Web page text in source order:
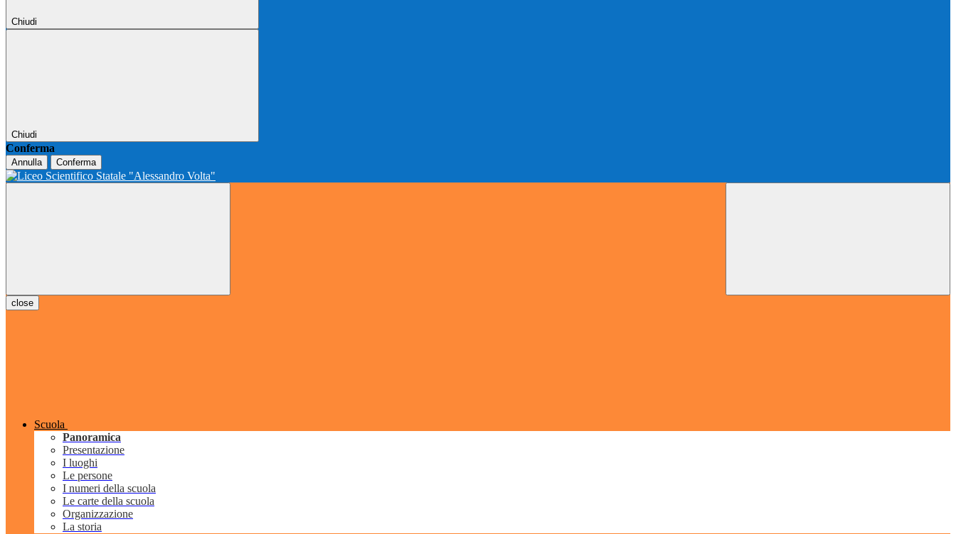
Chiudi
Chiudi
Conferma
Annulla Conferma
close
Scuola
Panoramica
Presentazione
I luoghi
Le persone
I numeri della scuola
Le carte della scuola
Organizzazione
La storia